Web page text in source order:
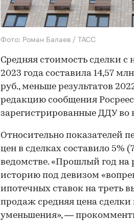
Фото: Роман Балаев / ТАСС
Средняя стоимость сделки
2023 года составила 14,57
руб., меньше результатов
редакцию сообщения
зарегистрированные ДДУ во
Относительно показателей
цен в сделках составило 5%
ведомстве. «Прошлый год
историю под девизом
ипотечных ставок на треть
продаж средняя цена сделки
уменьшения», —